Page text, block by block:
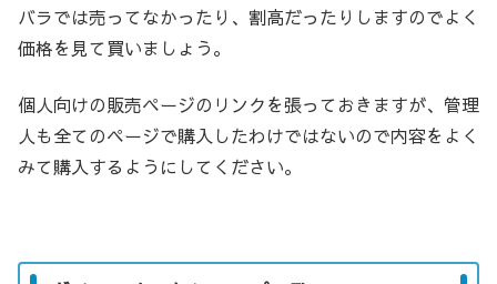
バラでは売ってなかったり、割高だったりしますのでよく
価格を見て買いましょう。
個人向けの販売ページのリンクを張っておきますが、管理
人も全てのページで購入したわけではないので内容をよく
みて購入するようにしてください。